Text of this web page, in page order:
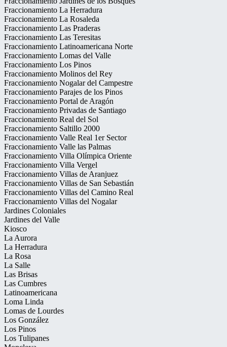
Fraccionamiento La Herradura
Fraccionamiento La Rosaleda
Fraccionamiento Las Praderas
Fraccionamiento Las Teresitas
Fraccionamiento Latinoamericana Norte
Fraccionamiento Lomas del Valle
Fraccionamiento Los Pinos
Fraccionamiento Molinos del Rey
Fraccionamiento Nogalar del Campestre
Fraccionamiento Parajes de los Pinos
Fraccionamiento Portal de Aragón
Fraccionamiento Privadas de Santiago
Fraccionamiento Real del Sol
Fraccionamiento Saltillo 2000
Fraccionamiento Valle Real 1er Sector
Fraccionamiento Valle las Palmas
Fraccionamiento Villa Olímpica Oriente
Fraccionamiento Villa Vergel
Fraccionamiento Villas de Aranjuez
Fraccionamiento Villas de San Sebastián
Fraccionamiento Villas del Camino Real
Fraccionamiento Villas del Nogalar
Jardines Coloniales
Jardines del Valle
Kiosco
La Aurora
La Herradura
La Rosa
La Salle
Las Brisas
Las Cumbres
Latinoamericana
Loma Linda
Lomas de Lourdes
Los González
Los Pinos
Los Tulipanes